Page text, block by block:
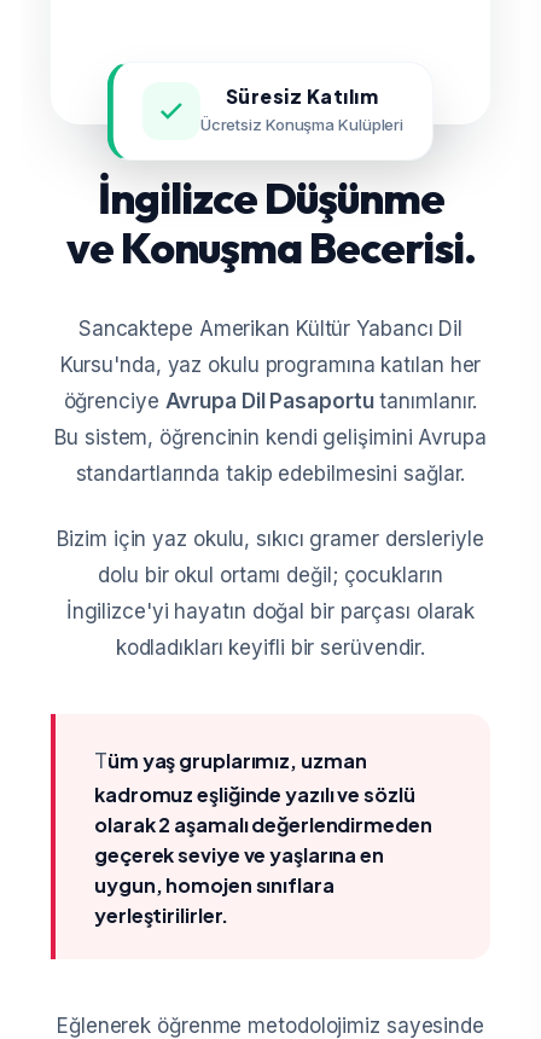
İngilizce Düşünme
ve Konuşma Becerisi.
Sancaktepe Amerikan Kültür Yabancı Dil
Kursu'nda, yaz okulu programına katılan her
öğrenciye Avrupa Dil Pasaportutanımlanır.
Bu sistem, öğrencinin kendi gelişimini Avrupa
standartlarında takip edebilmesini sağlar.
Bizim için yaz okulu, sıkıcı gramer dersleriyle
dolu bir okul ortamı değil; çocukların
İngilizce'yi hayatın doğal bir parçası olarak
kodladıkları keyifli bir serüvendir.
Tüm yaş gruplarımız, uzman
kadromuz eşliğinde yazılı ve sözlü
olarak 2 aşamalı değerlendirmeden
geçerek seviye ve yaşlarına en
uygun, homojen sınıflara
yerleştirilirler.
Eğlenerek öğrenme metodolojimiz sayesinde
Süresiz Katılım
Ücretsiz Konuşma Kulüpleri